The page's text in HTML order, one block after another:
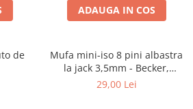
ADAUGA IN COS
de
Mufa mini-iso 8 pini albastra
la jack 3,5mm - Becker,
Blaupunkt, VDO
29,00 Lei